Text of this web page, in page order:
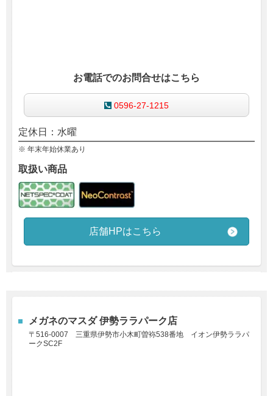
お電話でのお問合せはこちら
0596-27-1215
定休日：水曜
※ 年末年始休業あり
取扱い商品
店舗HPはこちら
メガネのマスダ 伊勢ララパーク店
〒516-0007 三重県伊勢市小木町曽袮538番地 イオン伊勢ララパ
ークSC2F